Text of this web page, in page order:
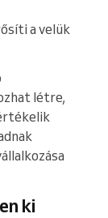
a velük
létre,
ki